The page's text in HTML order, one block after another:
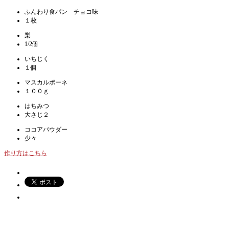
ふんわり食パン チョコ味
１枚
梨
1/2個
いちじく
１個
マスカルポーネ
１００ｇ
はちみつ
大さじ２
ココアパウダー
少々
作り方はこちら